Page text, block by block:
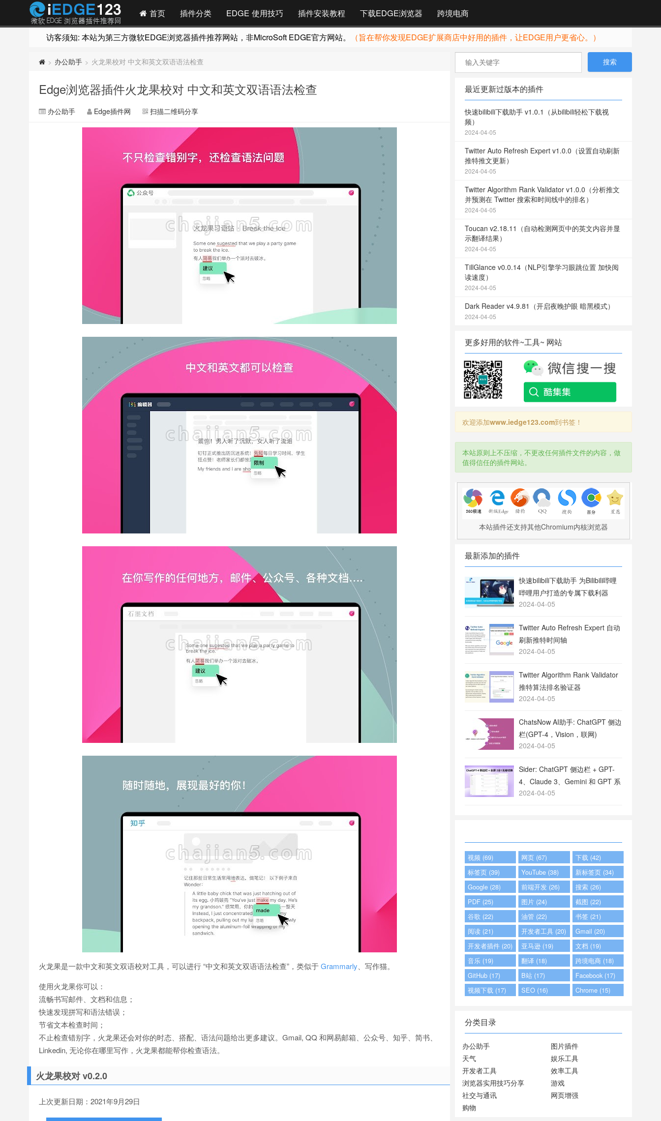
首页 插件分类 EDGE 使用技巧 插件安装教程 下载EDGE浏览器 跨境电商
访客须知: 本站为第三方微软EDGE浏览器插件推荐网站，非MicroSoft EDGE官方网站。 （旨在帮你发现EDGE扩展商店中好用的插件，让EDGE用户更省心。）
> 办公助手 > 火龙果校对 中文和英文双语语法检查
Edge浏览器插件火龙果校对 中文和英文双语语法检查
办公助手 Edge插件网 扫描二维码分享
火龙果是一款中文和英文双语校对工具，可以进行 “中文和英文双语语法检查”，类似于Grammarly 、写作猫。
使用火龙果你可以：
流畅书写邮件、文档和信息；
快速发现拼写和语法错误；
节省文本检查时间；
不止检查错别字，火龙果还会对你的时态、搭配、语法问题给出更多建议。Gmail, QQ 和网易邮箱、公众号、知乎、简书、
Linkedin, 无论你在哪里写作，火龙果都能帮你检查语法。
火龙果校对 v0.2.0
上次更新日期：2021年9月29日
最近更新过版本的插件
快速bilibili下载助手 v1.0.1（从bilibili轻松下载视
频）
2024-04-05
Twitter Auto Refresh Expert v1.0.0（设置自动刷新
推特推文更新）
2024-04-05
Twitter Algorithm Rank Validator v1.0.0（分析推文
并预测在 Twitter 搜索和时间线中的排名）
2024-04-05
Toucan v2.18.11（自动检测网页中的英文内容并显
示翻译结果）
2024-04-05
TillGlance v0.0.14（NLP引擎学习眼跳位置 加快阅
读速度）
2024-04-05
Dark Reader v4.9.81（开启夜晚护眼 暗黑模式）
2024-04-05
更多好用的软件~工具~ 网站
欢迎添加www.iedge123.com到书签！
本站原则上不压缩，不更改任何插件文件的内容，做
值得信任的插件网站。
本站插件还支持其他Chromium内核浏览器
最新添加的插件
快速bilibili下载助手 为Bilibili哔哩
哔哩用户打造的专属下载利器
2024-04-05
Twitter Auto Refresh Expert 自动
刷新推特时间轴
2024-04-05
Twitter Algorithm Rank Validator
推特算法排名验证器
2024-04-05
ChatsNow AI助手: ChatGPT 侧边
栏(GPT-4，Vision，联网)
2024-04-05
Sider: ChatGPT 侧边栏 + GPT-
4、Claude 3、Gemini 和 GPT 系
列
2024-04-05
视频 (69) 网页 (67)
下载 (42)
标签页 (39)
YouTube (38)
新标签页 (34)
Google (28)
前端开发 (26)
搜索 (26)
PDF (25)
图片 (24)
截图 (22)
谷歌 (22)
油管 (22)
书签 (21)
阅读 (21)
开发者工具 (20)
Gmail (20)
开发者插件 (20)
亚马逊 (19)
文档 (19)
音乐 (19)
翻译 (18)
跨境电商 (18)
GitHub (17)
B站 (17)
Facebook (17)
视频下载 (17)
SEO (16) Chrome (15)
分类目录
办公助手
图片插件
天气
娱乐工具
开发者工具
效率工具
浏览器实用技巧分享
游戏
社交与通讯
网页增强
购物